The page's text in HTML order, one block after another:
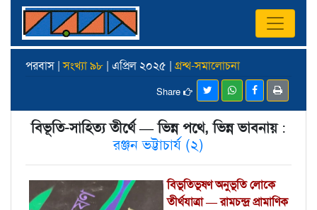
পরবাস |সংখ্যা ৯৮ | এপ্রিল ২০২৫ | গ্রন্থ-সমালোচনা
Share
বিভূতি-সাহিত্য তীর্থে — ভিন্ন পথে, ভিন্ন ভাবনায়:
রঞ্জন ভট্টাচার্য (২)
বিভূতিভূষণ অনুভূতি লোকে
তীর্থযাত্রা — রামচন্দ্র প্রামাণিক